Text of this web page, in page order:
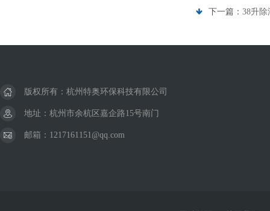
下一篇： 38升除
版权所有：杭州特奥环保科技有限公司
地址：杭州市余杭区嘉企路15号南门
邮箱：1217161151@qq.com